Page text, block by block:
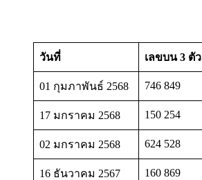
วันที่ เลขบน 3 ตัว
01 กุมภาพันธ์ 2568 746 849
17 มกราคม 2568 150 254
02 มกราคม 2568 624 528
16 ธันวาคม 2567 160 869